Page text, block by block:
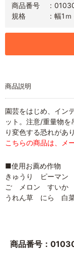
商品番号
規格
幅1
商品説明
園芸をはじめ、イン
ット。注意/重量物を
り変色する恐れがあ
こちらの商品は、メ
■使用お薦め作物
きゅうり ピーマ
ご メロン すいか
うれん草 にら 白
商品番号：